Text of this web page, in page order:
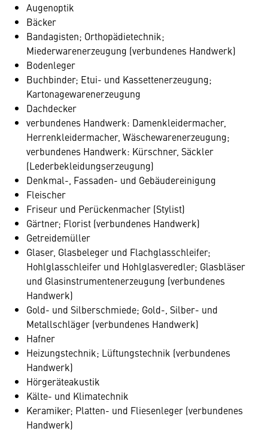
Augenoptik
Bäcker
Bandagisten; Orthopädietechnik;
Miederwarenerzeugung (verbundenes Handwerk)
Bodenleger
Buchbinder; Etui- und Kassettenerzeugung;
Kartonagewarenerzeugung
Dachdecker
verbundenes Handwerk: Damenkleidermacher,
Herrenkleidermacher, Wäschewarenerzeugung;
verbundenes Handwerk: Kürschner, Säckler
(Lederbekleidungserzeugung)
Denkmal-, Fassaden- und Gebäudereinigung
Fleischer
Friseur und Perückenmacher (Stylist)
Gärtner; Florist (verbundenes Handwerk)
Getreidemüller
Glaser, Glasbeleger und Flachglasschleifer;
Hohlglasschleifer und Hohlglasveredler; Glasbläser
und Glasinstrumentenerzeugung (verbundenes
Handwerk)
Gold- und Silberschmiede; Gold-, Silber- und
Metallschläger (verbundenes Handwerk)
Hafner
Heizungstechnik; Lüftungstechnik (verbundenes
Handwerk)
Hörgeräteakustik
Kälte- und Klimatechnik
Keramiker; Platten- und Fliesenleger (verbundenes
Handwerk)